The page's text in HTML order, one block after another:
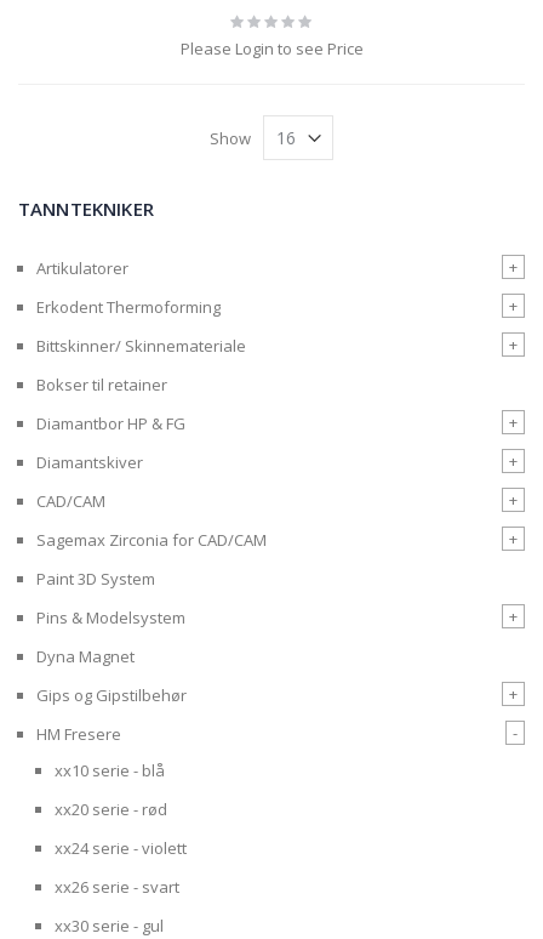
Rating:
0%
Please Login to see Price
Show
TANNTEKNIKER
Artikulatorer
+
Erkodent Thermoforming
+
Bittskinner/ Skinnemateriale
+
Bokser til retainer
Diamantbor HP & FG
+
Diamantskiver
+
CAD/CAM
+
Sagemax Zirconia for CAD/CAM
+
Paint 3D System
Pins & Modelsystem
+
Dyna Magnet
Gips og Gipstilbehør
+
HM Fresere
-
xx10 serie - blå
xx20 serie - rød
xx24 serie - violett
xx26 serie - svart
xx30 serie - gul